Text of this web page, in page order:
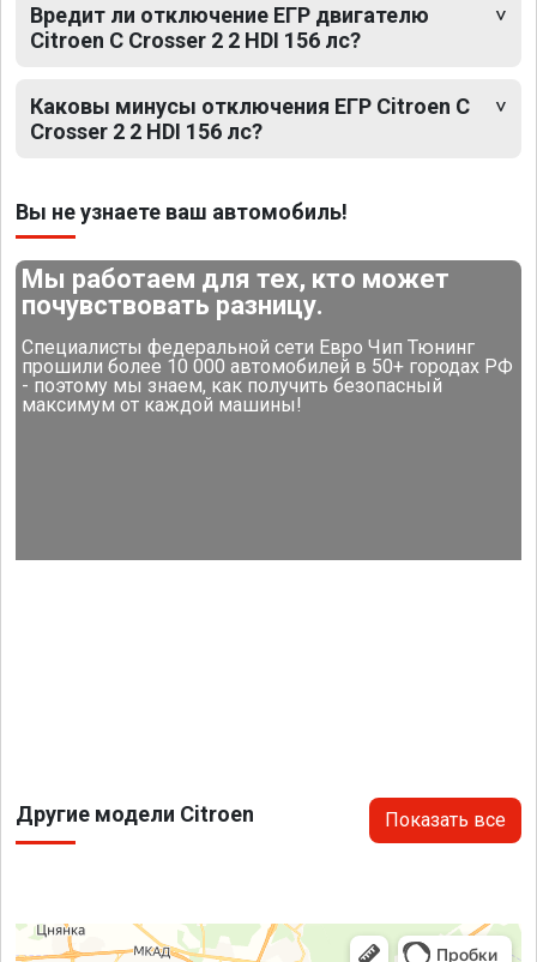
Вредит ли отключение ЕГР двигателю
Citroen C Crosser 2 2 HDI 156 лс?
Каковы минусы отключения ЕГР Citroen C
Crosser 2 2 HDI 156 лс?
Вы не узнаете ваш автомобиль!
Мы работаем для тех, кто может
почувствовать разницу.
Специалисты федеральной сети Евро Чип Тюнинг
прошили более 10 000 автомобилей в 50+ городах РФ
- поэтому мы знаем, как получить безопасный
максимум от каждой машины!
Другие модели Citroen Показать все